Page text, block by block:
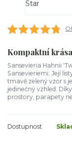
Kompaktní
Sansevieria Hahnii
Sansevieriemi. Její
tmavě zelený vzor s
jedinečný vzhled.
prostory, parapety
Dostupnost